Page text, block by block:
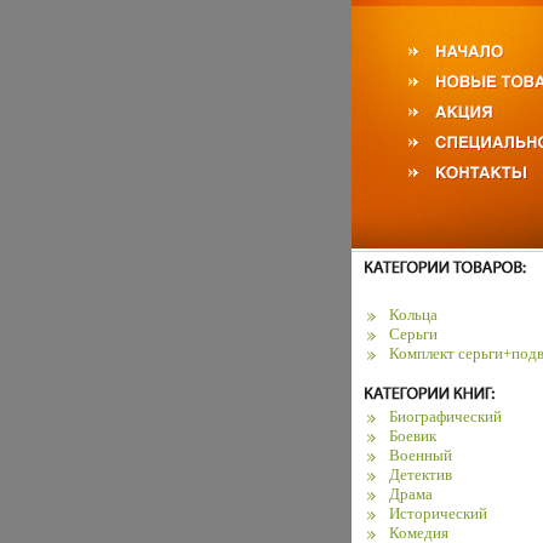
Кольца
Серьги
Комплект
Биографический
Боевик
Военный
Детектив
Драма
Исторический
Комедия